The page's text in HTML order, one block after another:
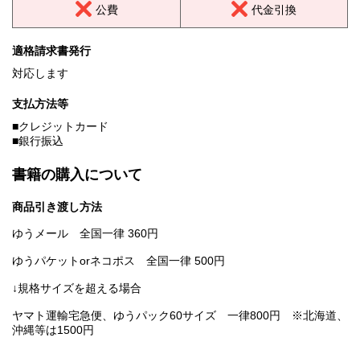
公費 代金引換
適格請求書発行
対応します
支払方法等
■クレジットカード
■銀行振込
書籍の購入について
商品引き渡し方法
ゆうメール 全国一律 360円
ゆうパケットorネコポス 全国一律 500円
↓規格サイズを超える場合
ヤマト運輸宅急便、ゆうパック60サイズ 一律800円 ※北海道、
沖縄等は1500円